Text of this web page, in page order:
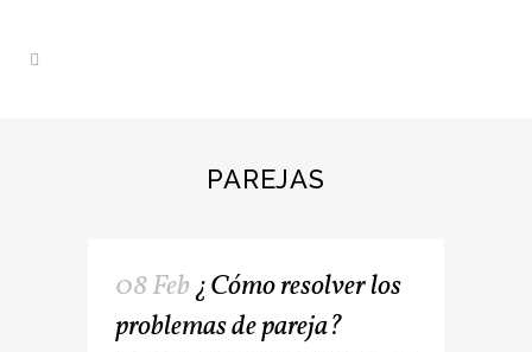
PAREJAS
08 Feb¿Cómo resolver los
problemas de pareja?